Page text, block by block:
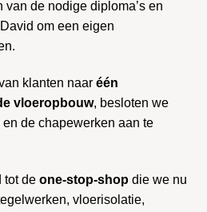
de nodige diploma’s en
om een eigen
klanten naar één
vloeropbouw, besloten we
de chapewerken aan te
tot de one-stop-shop die we nu
vloerisolatie,